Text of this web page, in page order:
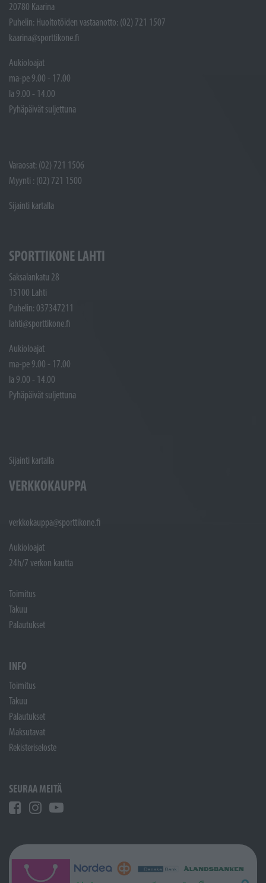
20780 Kaarina
Puhelin: Huoltotöiden vastaanotto: (02) 721 1507
kaarina@sporttikone.fi
Aukioloajat
ma-pe 9.00 - 17.00
la 9.00 - 14.00
Pyhäpäivät suljettuna
Varaosat: (02) 721 1506
Myynti : (02) 721 1500
Sijainti kartalla
SPORTTIKONE LAHTI
Saksalankatu 28
15100 Lahti
Puhelin: 037347211
lahti@sporttikone.fi
Aukioloajat
ma-pe 9.00 - 17.00
la 9.00 - 14.00
Pyhäpäivät suljettuna
Sijainti kartalla
VERKKOKAUPPA
verkkokauppa@sporttikone.fi
Aukioloajat
24h/7 verkon kautta
Toimitus
Takuu
Palautukset
INFO
Toimitus
Takuu
Palautukset
Maksutavat
Rekisteriseloste
SEURAA MEITÄ